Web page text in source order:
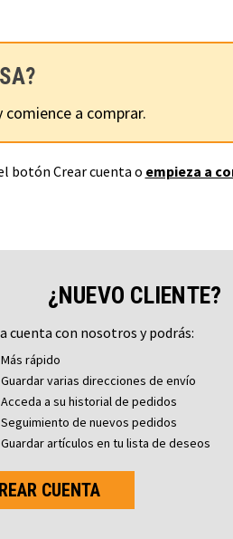
comience a comprar.
botón Crear cuenta o empieza a
¿NUEVO CLIENTE?
cuenta con nosotros y podrás:
Más rápido
Guardar varias direcciones de envío
Acceda a su historial de pedidos
Seguimiento de nuevos pedidos
Guardar artículos en tu lista de deseos
CUENTA